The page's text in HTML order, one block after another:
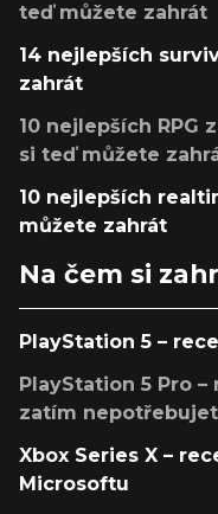
teď můžete zahrát
14 nejlepších
zahrát
10 nejlepších RPG
si teď můžete
10 nejlepších
můžete zahrát
Na čem si
PlayStation 5 –
PlayStation 5 Pro
zatím
Xbox Series X –
Microsoftu